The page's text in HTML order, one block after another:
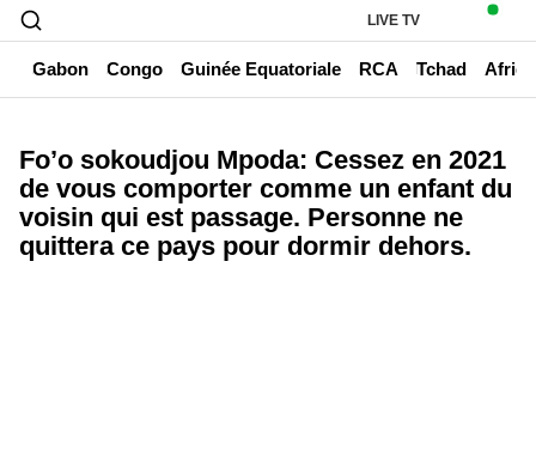
LIVE TV
Gabon Congo Guinée Equatoriale RCA Tchad
Fo’o sokoudjou Mpoda: Cessez en 2021
de vous comporter comme un enfant du
voisin qui est passage. Personne ne
quittera ce pays pour dormir dehors.